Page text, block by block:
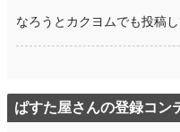
小説 9,164 位 / 228,666 件
お気に入り 109
24h.ポイント 127 pt
なろうとカクヨムでも投稿し
ぱすた屋さんの登録コン